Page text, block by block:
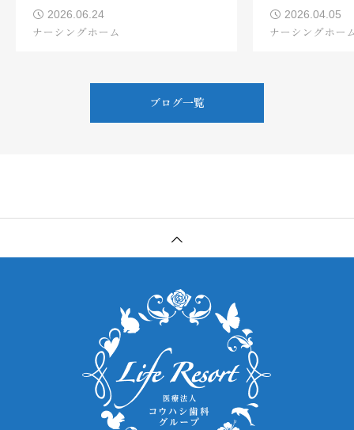
2026.06.24
ナーシングホーム
2026.04.05
ナーシングホー
ブログ一覧